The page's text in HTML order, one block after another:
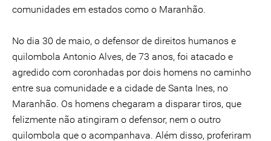
comunidades em estados como o Maranhão.
No dia 30 de maio, o defensor de direitos humanos e
quilombola Antonio Alves, de 73 anos, foi atacado e
agredido com coronhadas por dois homens no caminho
entre sua comunidade e a cidade de Santa Ines, no
Maranhão. Os homens chegaram a disparar tiros, que
felizmente não atingiram o defensor, nem o outro
quilombola que o acompanhava. Além disso, proferiram